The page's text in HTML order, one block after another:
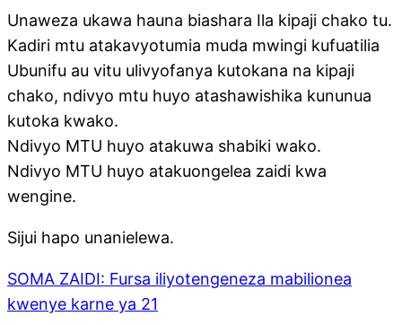
Unaweza ukawa hauna biashara Ila kipaji chako tu.
Kadiri mtu atakavyotumia muda mwingi kufuatilia
Ubunifu au vitu ulivyofanya kutokana na kipaji
chako, ndivyo mtu huyo atashawishika kununua
kutoka kwako.
Ndivyo MTU huyo atakuwa shabiki wako.
Ndivyo MTU huyo atakuongelea zaidi kwa
wengine.
Sijui hapo unanielewa.
SOMA ZAIDI: Fursa iliyotengeneza mabilionea
kwenye karne ya 21